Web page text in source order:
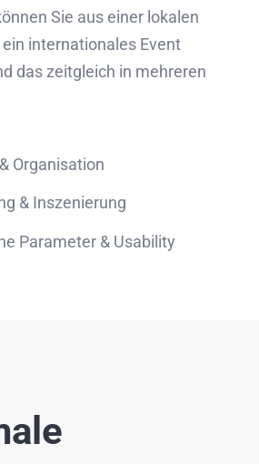
Sie aus einer lokalen
internationales Event
das zeitgleich in mehreren
Organisation
& Inszenierung
Parameter & Usability